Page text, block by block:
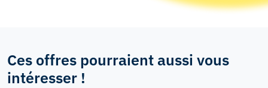
Ces offres pourraient aussi vous
intéresser !